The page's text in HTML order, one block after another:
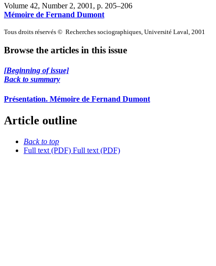
Volume 42, Number 2, 2001 , p. 205–206
Mémoire de Fernand Dumont
Tous droits réservés © Recherches sociographiques, Université Laval, 2001
Browse the articles in this issue
[Beginning of issue]
Back to summary
Présentation. Mémoire de Fernand Dumont
Article outline
Back to top
Full text (PDF) Full text (PDF)